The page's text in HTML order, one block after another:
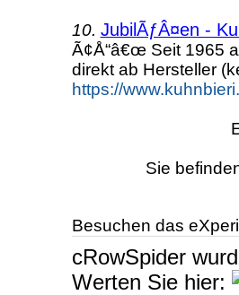
10. JubilÃƒÂ¤en -
Ã¢Å“â€œ Seit 1965
direkt ab Hersteller
https://
Sie
Besuchen das
cRowSpider
Werten Sie hier: